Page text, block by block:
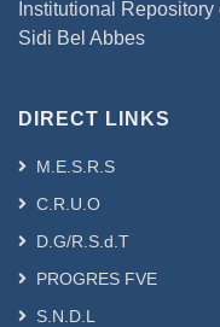
Institutional
Sidi Bel Abbes
DIRECT LINKS
M.E.S.R.S
C.R.U.O
D.G/R.S.d.T
PROGRES FVE
S.N.D.L